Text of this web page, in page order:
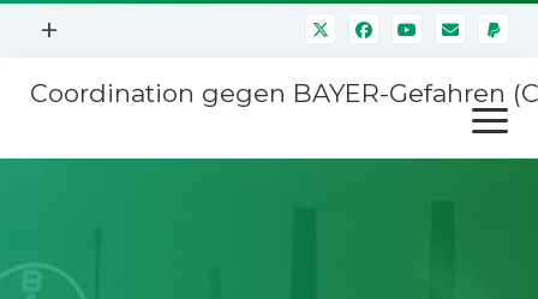
Menü
+
Mitmachen
Kontakt
Coordination gegen BAYER-Gefahren
Menü
öffnen